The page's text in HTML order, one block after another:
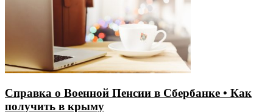
Справка о Военной Пенсии в Сбербанке • Как
получить в крыму